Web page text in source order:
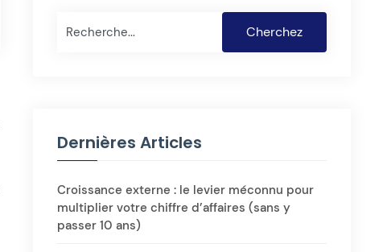
Rechercher Cherchez
Dernières Articles
Croissance externe : le levier méconnu pour
multiplier votre chiffre d’affaires (sans y
passer 10 ans)